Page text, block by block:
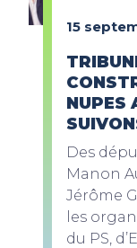
15
NUPES
Des
Manon
Jérôme
les
du PS,